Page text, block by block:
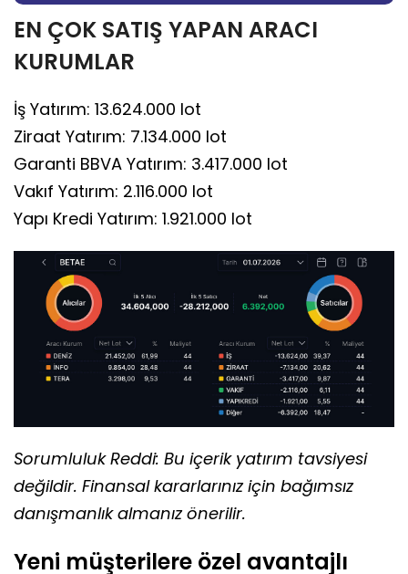
EN ÇOK SATIŞ YAPAN ARACI
KURUMLAR
İş Yatırım: 13.624.000 lot
Ziraat Yatırım: 7.134.000 lot
Garanti BBVA Yatırım: 3.417.000 lot
Vakıf Yatırım: 2.116.000 lot
Yapı Kredi Yatırım: 1.921.000 lot
Sorumluluk Reddi: Bu içerik yatırım tavsiyesi
değildir. Finansal kararlarınız için bağımsız
danışmanlık almanız önerilir.
Yeni müşterilere özel avantajlı